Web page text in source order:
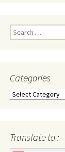
Search
for:
Categories
Categories
Translate to :